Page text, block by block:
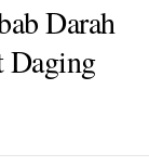
Darah
Daging